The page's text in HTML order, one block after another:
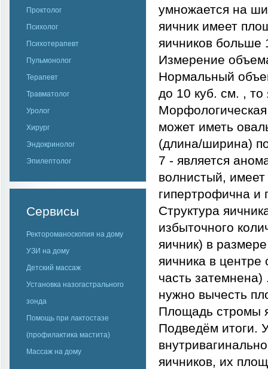
Проктолог
Психолог
Психотерапевт
Пульмонолог
Терапевт
Травматолог
Уролог
Хирург
Эндокринолог
Эпилептолог
Сервисы
Ректороманоскопия на дому
УЗИ на дому
Детский массаж
Установка назогастрального
зонда
Помощь при лактостазе
(профилактика мастита)
Массаж на дому
умножается на
яичник имеет
яичников больше
Измерение
Нормальный
до 10 куб. см. , то
может иметь
(длина/ширина)
7 - является
волнистый,
гипертрофична и
Структура
избыточного
яичник) в
яичника в центре
часть
нужно вычесть
Площадь стромы
Подведём итоги.
яичников, их